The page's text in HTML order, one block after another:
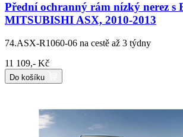
Přední ochranný rám nízký nerez s
MITSUBISHI ASX, 2010-2013
74.ASX-R1060-06 na cestě až 3 týdny
11 109,- Kč
Do košíku